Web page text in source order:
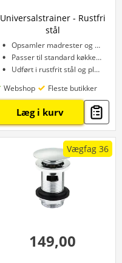
Universalstrainer - Rustfri
stål
Opsamler madrester og snavs
Passer til standard køkkenvaske
Udført i rustfrit stål og plast
Webshop
Fleste butikker
Læg i kurv
Vægfag 36
149,00